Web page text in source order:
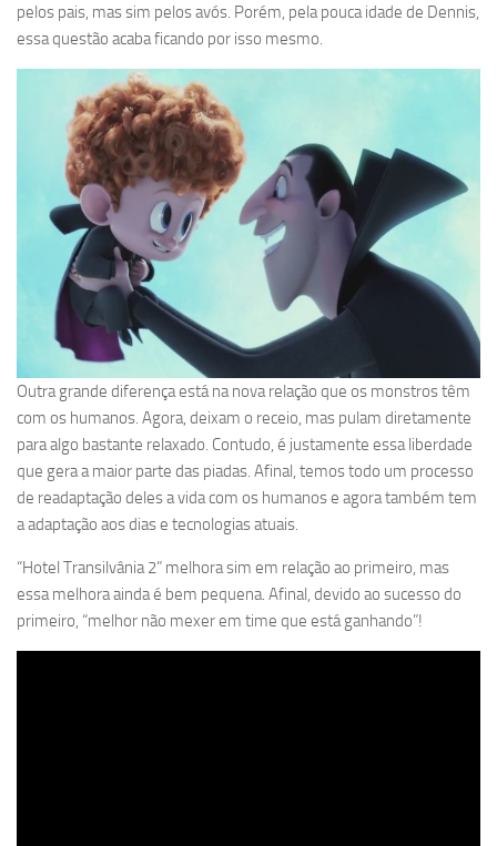
pelos pais, mas sim pelos avós. Porém, pela pouca idade de Dennis,
essa questão acaba ficando por isso mesmo.
Outra grande diferença está na nova relação que os monstros têm
com os humanos. Agora, deixam o receio, mas pulam diretamente
para algo bastante relaxado. Contudo, é justamente essa liberdade
que gera a maior parte das piadas. Afinal, temos todo um processo
de readaptação deles a vida com os humanos e agora também tem
a adaptação aos dias e tecnologias atuais.
“Hotel Transilvânia 2” melhora sim em relação ao primeiro, mas
essa melhora ainda é bem pequena. Afinal, devido ao sucesso do
primeiro, “melhor não mexer em time que está ganhando”!